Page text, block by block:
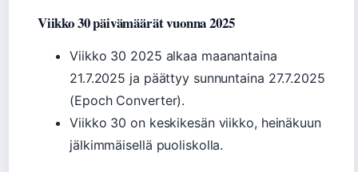
Viikko 30 päivämäärät vuonna 2025
Viikko 30 2025 alkaa maanantaina
21.7.2025 ja päättyy sunnuntaina 27.7.2025
(Epoch Converter).
Viikko 30 on keskikesän viikko, heinäkuun
jälkimmäisellä puoliskolla.